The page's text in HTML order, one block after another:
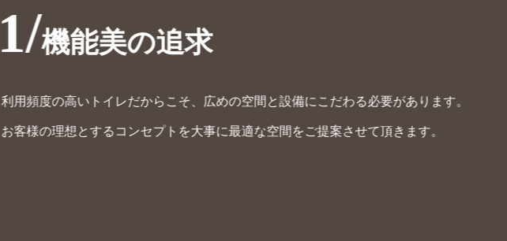
1/機能美の追求
利用頻度の高いトイレだからこそ、広めの空間と設備にこだわる必要があります。
お客様の理想とするコンセプトを大事に最適な空間をご提案させて頂きます。